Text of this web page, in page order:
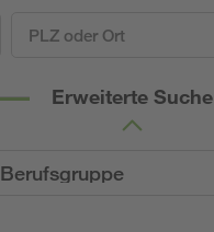
Erweiterte Suche
Berufsgruppe